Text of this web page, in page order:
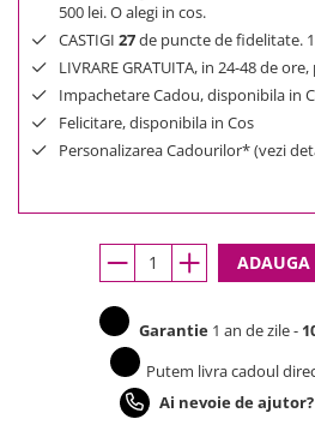
500 lei. O alegi in cos.
CASTIGI 27de puncte de fidelitate.
LIVRARE GRATUITA, in 24-48 de
Impachetare Cadou, disponibila in
Felicitare, disponibila in Cos
Personalizarea Cadourilor* (vezi
ADAUGA
Garantie 1 an de zile -
Putem livra cadoul
Ai nevoie de ajutor?